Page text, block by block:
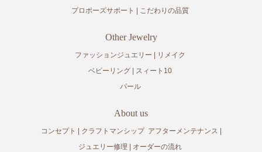
プロポーズサポート
こだわりの品質
Other Jewelry
ファッションジュエリー
リメイク
ベビーリング
スィート10
パール
About us
コンセプト クラフトマンシップ アフターメンテナンス
ジュエリー修理
オーダーの流れ